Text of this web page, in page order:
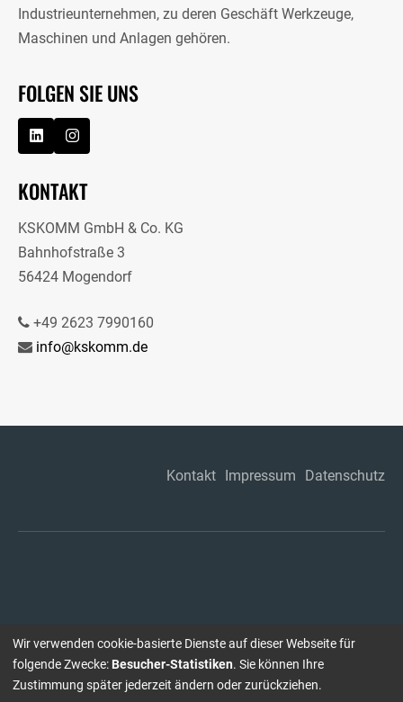
Industrieunternehmen, zu deren Geschäft Werkzeuge,
Maschinen und Anlagen gehören.
FOLGEN SIE UNS
KONTAKT
KSKOMM GmbH & Co. KG
Bahnhofstraße 3
56424 Mogendorf
+49 2623 7990160
info@kskomm.de
Kontakt Impressum Datenschutz
Wir verwenden cookie-basierte Dienste auf dieser Webseite für
folgende Zwecke: Besucher-Statistiken. Sie können Ihre
Zustimmung später jederzeit ändern oder zurückziehen.